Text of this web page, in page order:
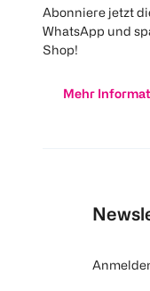
Abonniere jetzt
WhatsApp und
Shop!
Mehr